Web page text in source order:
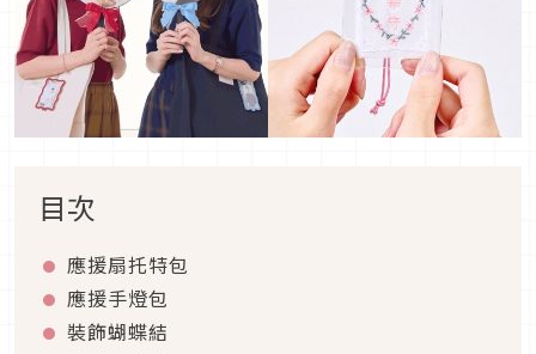
目次
應援扇托特包
應援手燈包
裝飾蝴蝶結